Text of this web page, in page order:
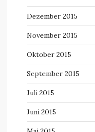
Dezember 2015
November 2015
Oktober 2015
September 2015
Juli 2015
Juni 2015